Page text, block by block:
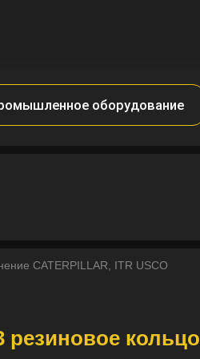
оборудование
CATERPILLAR, ITR USCO
резиновое кольцо